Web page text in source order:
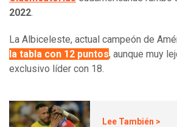
2022.
La Albiceleste, actual campeón de
la tabla con 12 puntos, aunque muy
exclusivo líder con 18.
Lee También >